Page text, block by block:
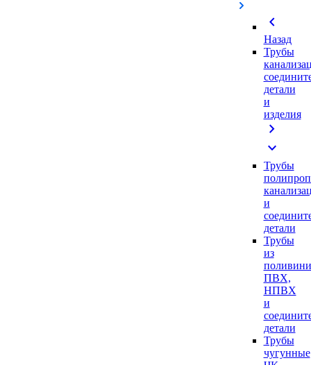
chevron_left
Назад
Трубы
детали
и
изделия
chevron_right
expand_more
Трубы
и
детали
Трубы
из
ПВХ,
НПВХ
и
детали
Трубы
чугунные